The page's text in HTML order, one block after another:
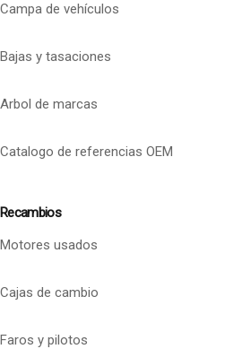
Campa de vehículos
Bajas y tasaciones
Arbol de marcas
Catalogo de referencias OEM
Recambios
Motores usados
Cajas de cambio
Faros y pilotos